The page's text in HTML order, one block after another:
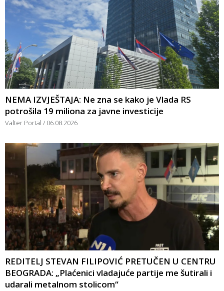
NEMA IZVJEŠTAJA: Ne zna se kako je Vlada RS
potrošila 19 miliona za javne investicije
Valter Portal 06.08.2026
REDITELJ STEVAN FILIPOVIĆ PRETUČEN U CENTRU
BEOGRADA: „Plaćenici vladajuće partije me šutirali i
udarali metalnom stolicom“